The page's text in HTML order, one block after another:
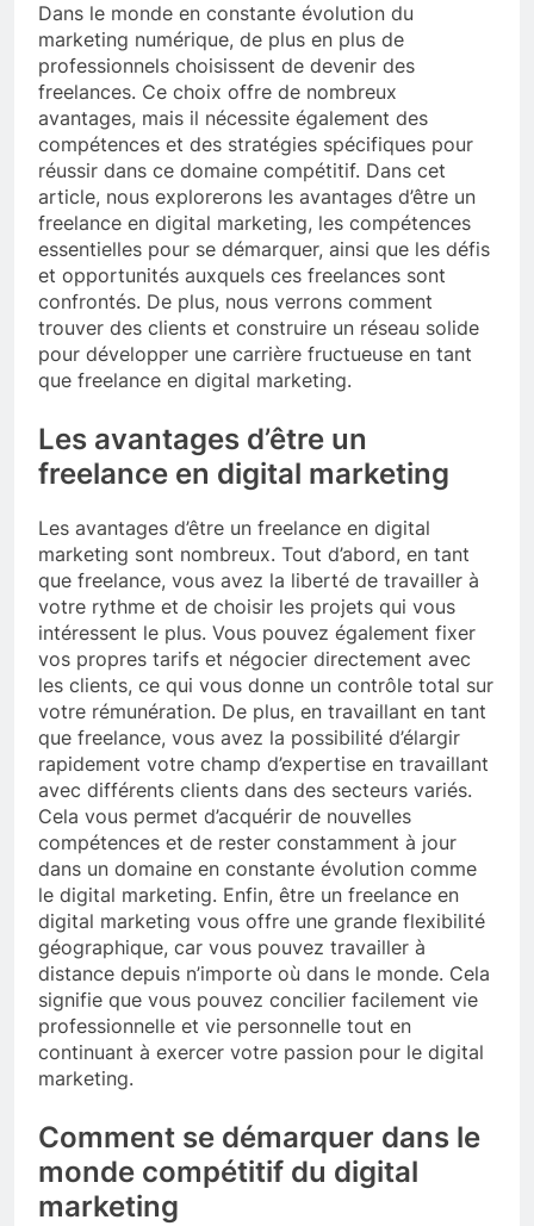
Dans le monde en constante évolution du
marketing numérique, de plus en plus de
professionnels choisissent de devenir des
freelances. Ce choix offre de nombreux
avantages, mais il nécessite également des
compétences et des stratégies spécifiques pour
réussir dans ce domaine compétitif. Dans cet
article, nous explorerons les avantages d’être un
freelance en digital marketing, les compétences
essentielles pour se démarquer, ainsi que les défis
et opportunités auxquels ces freelances sont
confrontés. De plus, nous verrons comment
trouver des clients et construire un réseau solide
pour développer une carrière fructueuse en tant
que freelance en digital marketing.
Les avantages d’être un
freelance en digital marketing
Les avantages d’être un freelance en digital
marketing sont nombreux. Tout d’abord, en tant
que freelance, vous avez la liberté de travailler à
votre rythme et de choisir les projets qui vous
intéressent le plus. Vous pouvez également fixer
vos propres tarifs et négocier directement avec
les clients, ce qui vous donne un contrôle total sur
votre rémunération. De plus, en travaillant en tant
que freelance, vous avez la possibilité d’élargir
rapidement votre champ d’expertise en travaillant
avec différents clients dans des secteurs variés.
Cela vous permet d’acquérir de nouvelles
compétences et de rester constamment à jour
dans un domaine en constante évolution comme
le digital marketing. Enfin, être un freelance en
digital marketing vous offre une grande flexibilité
géographique, car vous pouvez travailler à
distance depuis n’importe où dans le monde. Cela
signifie que vous pouvez concilier facilement vie
professionnelle et vie personnelle tout en
continuant à exercer votre passion pour le digital
marketing.
Comment se démarquer dans le
monde compétitif du digital
marketing